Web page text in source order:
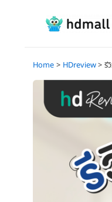
Home HDreview รี